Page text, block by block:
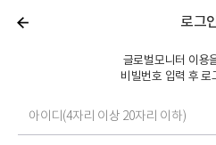
로그
글로벌모니터 이용
비빌번호 입력 후 로